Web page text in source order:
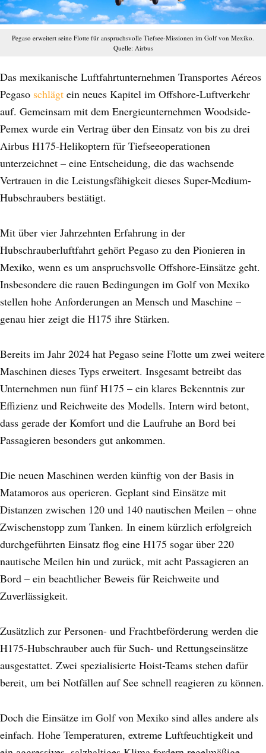
Pegaso erweitert seine Flotte für anspruchsvolle Tiefsee-Missionen im Golf von Mexiko.
Quelle: Airbus
Das mexikanische Luftfahrtunternehmen Transportes Aéreos
Pegaso schlägt ein neues Kapitel im Offshore-Luftverkehr
auf. Gemeinsam mit dem Energieunternehmen Woodside-
Pemex wurde ein Vertrag über den Einsatz von bis zu drei
Airbus H175-Helikoptern für Tiefseeoperationen
unterzeichnet – eine Entscheidung, die das wachsende
Vertrauen in die Leistungsfähigkeit dieses Super-Medium-
Hubschraubers bestätigt.
Mit über vier Jahrzehnten Erfahrung in der
Hubschrauberluftfahrt gehört Pegaso zu den Pionieren in
Mexiko, wenn es um anspruchsvolle Offshore-Einsätze geht.
Insbesondere die rauen Bedingungen im Golf von Mexiko
stellen hohe Anforderungen an Mensch und Maschine –
genau hier zeigt die H175 ihre Stärken.
Bereits im Jahr 2024 hat Pegaso seine Flotte um zwei weitere
Maschinen dieses Typs erweitert. Insgesamt betreibt das
Unternehmen nun fünf H175 – ein klares Bekenntnis zur
Effizienz und Reichweite des Modells. Intern wird betont,
dass gerade der Komfort und die Laufruhe an Bord bei
Passagieren besonders gut ankommen.
Die neuen Maschinen werden künftig von der Basis in
Matamoros aus operieren. Geplant sind Einsätze mit
Distanzen zwischen 120 und 140 nautischen Meilen – ohne
Zwischenstopp zum Tanken. In einem kürzlich erfolgreich
durchgeführten Einsatz flog eine H175 sogar über 220
nautische Meilen hin und zurück, mit acht Passagieren an
Bord – ein beachtlicher Beweis für Reichweite und
Zuverlässigkeit.
Zusätzlich zur Personen- und Frachtbeförderung werden die
H175-Hubschrauber auch für Such- und Rettungseinsätze
ausgestattet. Zwei spezialisierte Hoist-Teams stehen dafür
bereit, um bei Notfällen auf See schnell reagieren zu können.
Doch die Einsätze im Golf von Mexiko sind alles andere als
einfach. Hohe Temperaturen, extreme Luftfeuchtigkeit und